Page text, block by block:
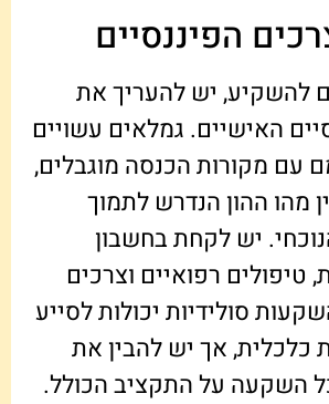
הפיננסיים
להשקיע, יש להעריך את
האישיים. גמלאים עשויים
עם מקורות הכנסה מוגבלים,
מהו ההון הנדרש לתמוך
יש לקחת בחשבון
טיפולים רפואיים וצרכים
סולידיות יכולות לסייע
כלכלית, אך יש להבין את
השקעה על התקציב הכולל.